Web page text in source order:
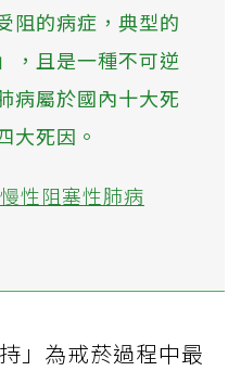
阻的病症，典型的
，且是一種不可逆
病屬於國內十大死
大死因。
性阻塞性肺病
」為戒菸過程中最